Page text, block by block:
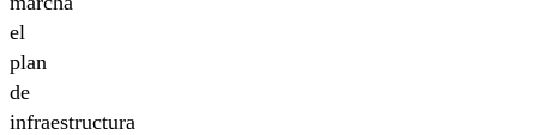
el
plan
de
infraestructura